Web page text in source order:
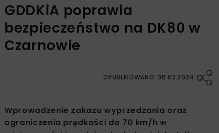
GDDKiA poprawia
bezpieczeństwo na DK80 w
Czarnowie
OPUBLIKOWANO: 05.02.2024
Wprowadzenie zakazu wyprzedzania oraz
ograniczenia prędkości do 70 km/h w